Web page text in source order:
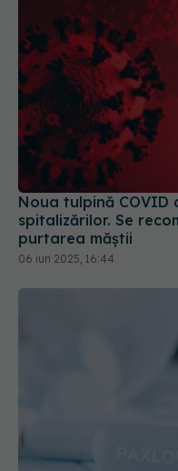
Noua tulpină COVID
spitalizărilor. Se
purtarea măștii
06 iun 2025, 16:44